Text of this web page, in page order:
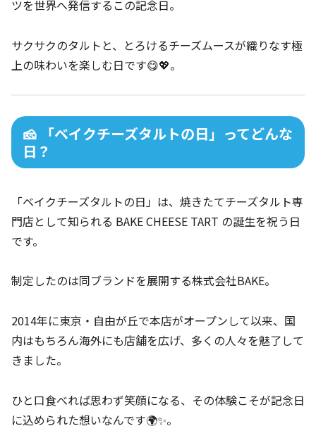
ツを世界へ発信するこの記念日。
サクサクのタルトと、とろけるチーズムースが織りなす極
上の味わいを楽しむ日です😋💖。
🧀 「ベイクチーズタルトの日」ってどんな
日？
「ベイクチーズタルトの日」は、焼きたてチーズタルト専
門店として知られる BAKE CHEESE TART の誕生を祝う日
です。
制定したのは同ブランドを展開する株式会社BAKE。
2014年に東京・自由が丘で本店がオープンして以来、国
内はもちろん海外にも店舗を広げ、多くの人々を魅了して
きました。
ひと口食べれば思わず笑顔になる、その体験こそが記念日
に込められた想いなんです🌍✨。